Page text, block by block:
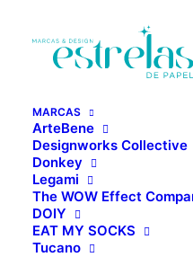
MARCAS
ArteBene
Designworks Collective
Donkey
Legami
The WOW Effect
DOIY
EAT MY SOCKS
Tucano
Paço